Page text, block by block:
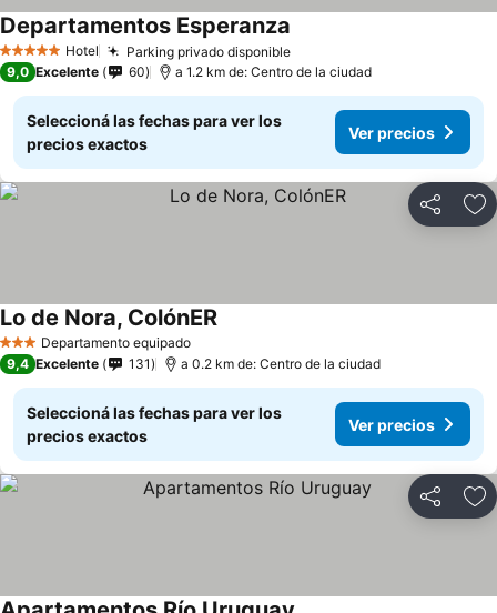
5 Estrellas Hotel Parking privado disponibleVer precios
Departamentos Esperanza
9,0 Excelente 60 a 1.2 km de: Centro de la ciudad
Seleccioná las fechas para ver los
precios exactos
Ver precios
Compartir
3 EstrellasDepartamento equipado
Lo de Nora, ColónERVer precios
9,4 Excelente 131 a 0.2 km de: Centro de la ciudad
Seleccioná las fechas para ver los
precios exactos
Ver precios
Compartir